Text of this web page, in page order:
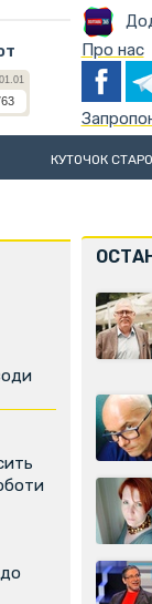
Про нас
КУТОЧОК